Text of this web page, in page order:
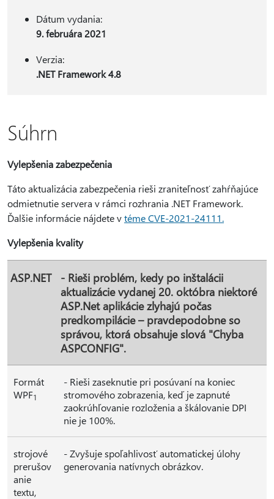
Dátum vydania:
9. februára 2021
Verzia:
.NET Framework 4.8
Súhrn
Vylepšenia zabezpečenia
Táto aktualizácia zabezpečenia rieši zraniteľnosť zahŕňajúce
odmietnutie servera v rámci rozhrania .NET Framework.
Ďalšie informácie nájdete vtéme CVE-2021-24111.
Vylepšenia kvality
ASP.NET
- Rieši problém, kedy po inštalácii
aktualizácie vydanej 20. októbra niektoré
ASP.Net aplikácie zlyhajú počas
predkompilácie – pravdepodobne so
správou, ktorá obsahuje slová "Chyba
ASPCONFIG".
Formát
WPF1
- Rieši zaseknutie pri posúvaní na koniec
stromového zobrazenia, keď je zapnuté
zaokrúhľovanie rozloženia a škálovanie DPI
nie je 100%.
strojové
prerušov
anie
textu,
- Zvyšuje spoľahlivosť automatickej úlohy
generovania natívnych obrázkov.